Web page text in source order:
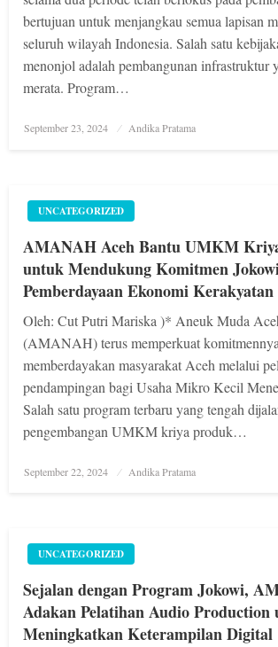
bertujuan untuk menjangkau semua lapisan
seluruh wilayah Indonesia. Salah satu
menonjol adalah pembangunan infrastruktur
merata. Program…
Posted
September 23, 2024 Andika Pratama
UNCATEGORIZED
AMANAH Aceh Bantu UMKM
untuk Mendukung Komitmen
Pemberdayaan Ekonomi Kerakyatan
Oleh: Cut Putri Mariska )* Aneuk Muda
(AMANAH) terus memperkuat
memberdayakan masyarakat Aceh melalui
pendampingan bagi Usaha Mikro Kecil
Salah satu program terbaru yang tengah
pengembangan UMKM kriya produk…
Posted
September 22, 2024 Andika Pratama
UNCATEGORIZED
Sejalan dengan Program Jokowi,
Adakan Pelatihan Audio Production
Meningkatkan Keterampilan Digital